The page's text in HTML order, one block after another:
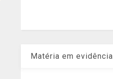
Matéria em evidência